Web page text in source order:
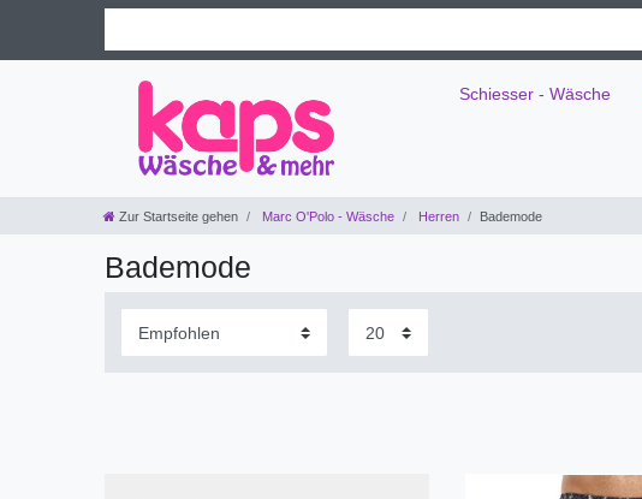
Schiesser - Wäsche
Zur Startseite gehen Marc O'Polo - Wäsche Herren Bademode
Bademode